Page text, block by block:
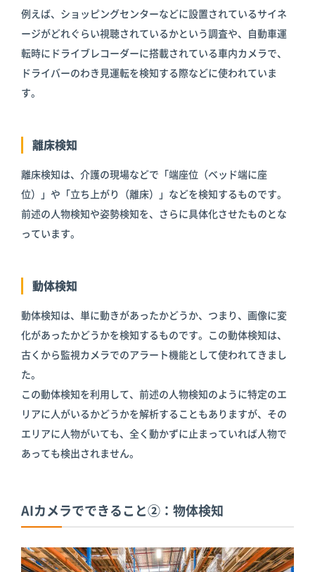
例えば、ショッピングセンターなどに設置されているサイネ
ージがどれぐらい視聴されているかという調査や、自動車運
転時にドライブレコーダーに搭載されている車内カメラで、
ドライバーのわき見運転を検知する際などに使われていま
す。
離床検知
離床検知は、介護の現場などで「端座位（ベッド端に座
位）」や「立ち上がり（離床）」などを検知するものです。
前述の人物検知や姿勢検知を、さらに具体化させたものとな
っています。
動体検知
動体検知は、単に動きがあったかどうか、つまり、画像に変
化があったかどうかを検知するものです。この動体検知は、
古くから監視カメラでのアラート機能として使われてきまし
た。
この動体検知を利用して、前述の人物検知のように特定のエ
リアに人がいるかどうかを解析することもありますが、その
エリアに人物がいても、全く動かずに止まっていれば人物で
あっても検出されません。
AIカメラでできること②：物体検知